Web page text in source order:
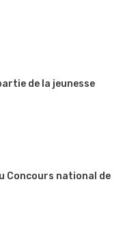
de la jeunesse
Concours national de